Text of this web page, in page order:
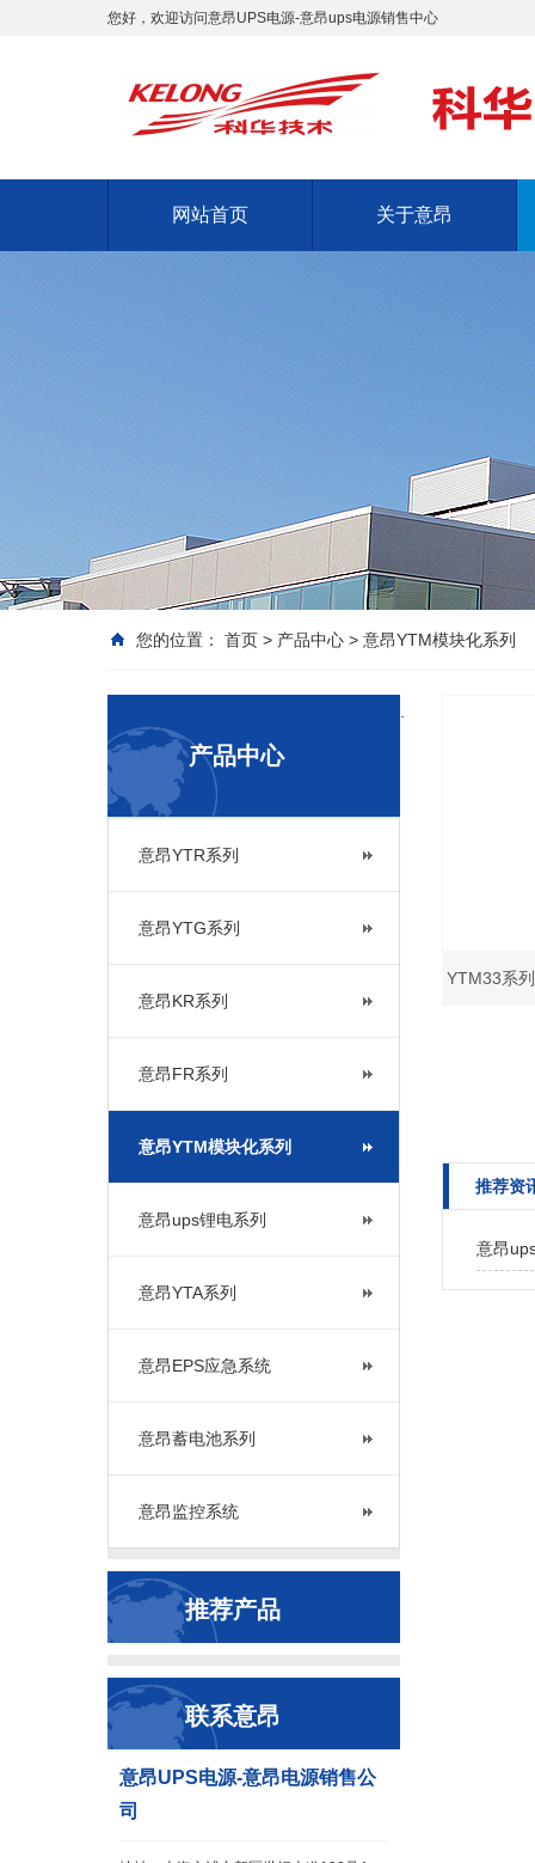
您好，欢迎访问意昂UPS电源-意昂ups电源销售中心
网站首页 关于意昂
您的位置： 首页 > 产品中心 > 意昂YTM模块化系列
产品中心
意昂YTR系列
意昂YTG系列
意昂KR系列
意昂FR系列
意昂YTM模块化系列
意昂ups锂电系列
意昂YTA系列
意昂EPS应急系统
意昂蓄电池系列
意昂监控系统
推荐产品
联系意昂
意昂UPS电源-意昂电源销售公
司
YTM33系
推荐资
意昂